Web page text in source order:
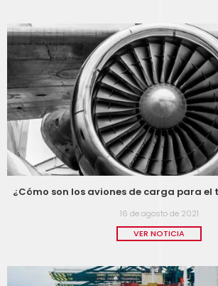
¿Cómo son los aviones de carga para el
16 de agosto de 2021
VER NOTICIA